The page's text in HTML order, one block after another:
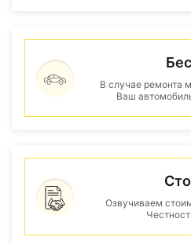
В случае ремонта
Ваш
Озвучиваем